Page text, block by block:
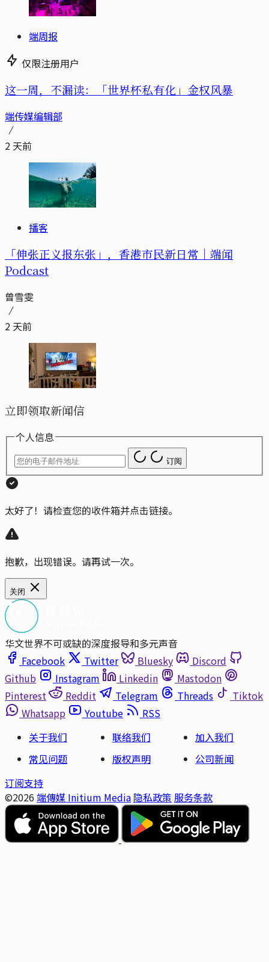
端周报
仅限注册用户
这一周，不漏读：「世界杯私有化」金权风暴
端传媒编辑部
2 天前
播客
「伸张正义报东张」，香港市民新日常｜端闻
Podcast
曾雪雯
2 天前
立即领取新闻信
个人信息
订阅
太好了！请检查您的收件箱并点击链接。
抱歉，出现错误。请再试一次。
关闭
华文世界不可或缺的深度报导和多元声音
Facebook
Twitter Bluesky
Discord
Github
Instagram Linkedin
Mastodon
Pinterest
Reddit Telegram Threads
Tiktok
Whatsapp
Youtube
RSS
关于我们
联络我们
加入我们
常见问题
版权声明
公司新闻
订阅支持
©2026 端傳媒 Initium Media 隐私政策 服务条款